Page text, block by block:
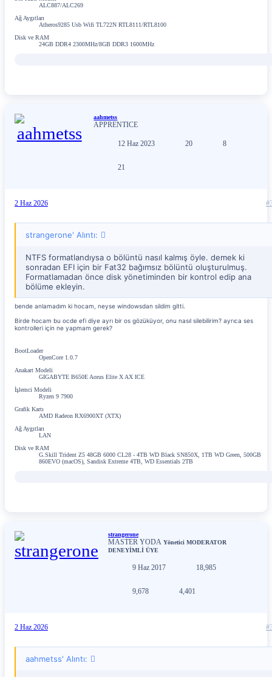
ALC887/ALC269
Ağ Aygıtları
Atheros9285 Usb Wifi TL722N RTL8111/RTL8100
Disk ve RAM
24GB DDR4 2300MHz/8GB DDR3 1600MHz
aahmetss
APPRENTICE
12 Haz 2023 20 8
21
2 Haz 2026
strangerone' Alıntı:
NTFS formatlandıysa o bölüntü nasıl kalmış öyle. demek ki
sonradan EFI için bir Fat32 bağımsız bölüntü oluşturulmuş.
Formatlamadan önce disk yönetiminden bir kontrol edip ana
bölüme ekleyin.
bende anlamadım ki hocam, neyse windowsdan sildim gitti.
Birde hocam bu ocde efi diye ayrı bir os gözüküyor, onu nasıl silebilirim? ayrıca ses
kontrolleri için ne yapmam gerek?
BootLoader
OpenCore 1.0.7
Anakart Modeli
GIGABYTE B650E Aorus Elite X AX ICE
İşlemci Modeli
Ryzen 9 7900
Grafik Kartı
AMD Radeon RX6900XT (XTX)
Ağ Aygıtları
LAN
Disk ve RAM
G.Skill Trident Z5 48GB 6000 CL28 - 4TB WD Black SN850X, 1TB WD Green, 500GB
860EVO (macOS), Sandisk Extreme 4TB, WD Essentials 2TB
strangerone
MASTER YODA Yönetici MODERATOR
DENEYİMLİ ÜYE
9 Haz 2017 18,985
9,678 4,401
2 Haz 2026
aahmetss' Alıntı: